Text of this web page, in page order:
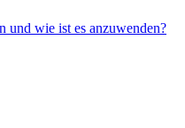
und wie ist es anzuwenden?